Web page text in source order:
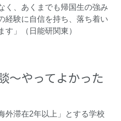
く、あくまでも帰国生の強み
経験に自信を持ち、落ち着い
す」（日能研関東）
～やってよかった
外滞在2年以上」とする学校